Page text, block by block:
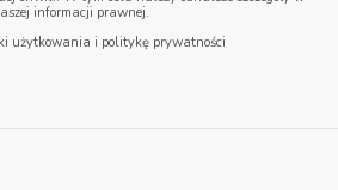
informacji prawnej.
użytkowania i politykę prywatności